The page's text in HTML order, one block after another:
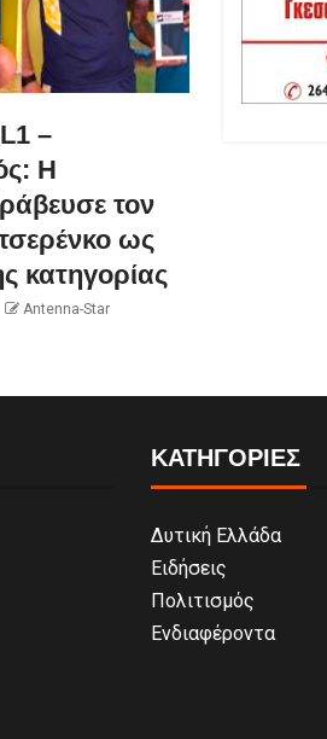
–
Η
τον
ως
κατηγορίας
Antenna-Star
ΚΑΤΗΓΟΡΙΕΣ
Δυτική Ελλάδα
Ειδήσεις
Πολιτισμός
Ενδιαφέροντα